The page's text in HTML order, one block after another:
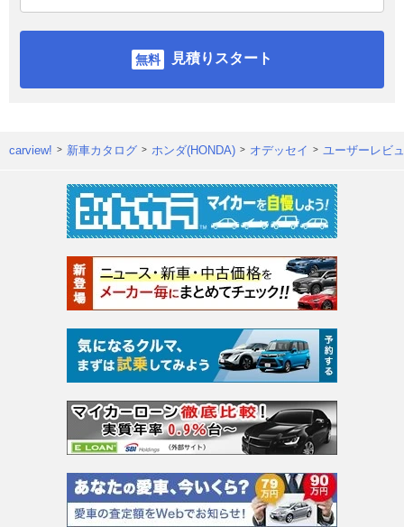
見積りスタート
carview! 新車カタログ ホンダ(HONDA) オデッセイ ユーザーレビ